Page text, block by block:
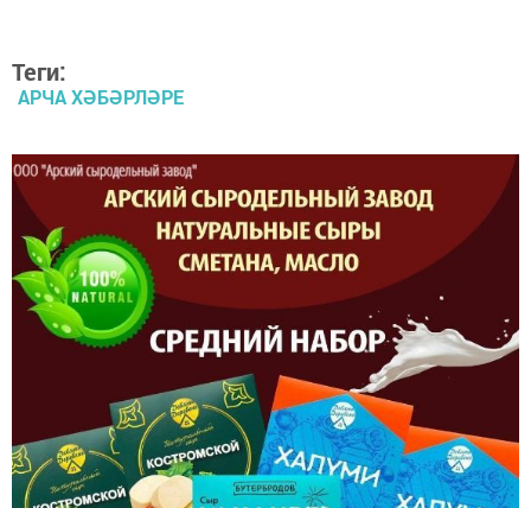
Теги:
АРЧА ХӘБӘРЛӘРЕ